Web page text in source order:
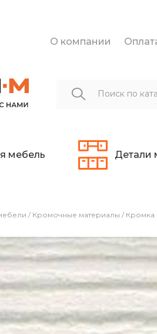
О компании
мебель Детали
/ Кромочные материалы / Кромка